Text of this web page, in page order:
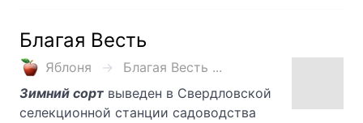
Благая Весть
Яблоня
Благая Весть ...
Зимний сорт выведен в Свердловской
селекционной станции садоводства